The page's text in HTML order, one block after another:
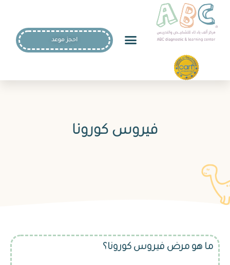
احجز موعد
فيروس كورونا
ما هو مرض فيروس كورونا؟